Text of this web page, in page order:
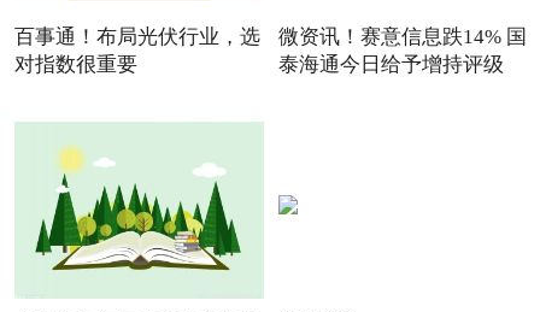
百事通！布局光伏行业，选
对指数很重要
微资讯！赛意信息跌14% 国
泰海通今日给予增持评级